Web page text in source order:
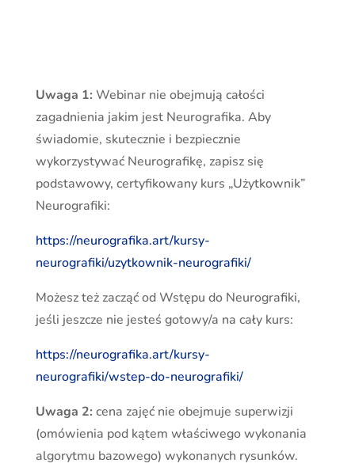
Uwaga 1: Webinar nie obejmują całości
zagadnienia jakim jest Neurografika. Aby
świadomie, skutecznie i bezpiecznie
wykorzystywać Neurografikę, zapisz się
podstawowy, certyfikowany kurs „Użytkownik”
Neurografiki:
https://neurografika.art/kursy-
neurografiki/uzytkownik-neurografiki/
Możesz też zacząć od Wstępu do Neurografiki,
jeśli jeszcze nie jesteś gotowy/a na cały kurs:
https://neurografika.art/kursy-
neurografiki/wstep-do-neurografiki/
Uwaga 2: cena zajęć nie obejmuje superwizji
(omówienia pod kątem właściwego wykonania
algorytmu bazowego) wykonanych rysunków.